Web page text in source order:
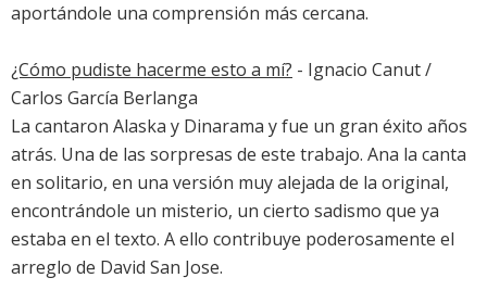
aportándole una comprensión más cercana.
¿Cómo pudiste hacerme esto a mí? - Ignacio Canut /
Carlos García Berlanga
La cantaron Alaska y Dinarama y fue un gran éxito años
atrás. Una de las sorpresas de este trabajo. Ana la canta
en solitario, en una versión muy alejada de la original,
encontrándole un misterio, un cierto sadismo que ya
estaba en el texto. A ello contribuye poderosamente el
arreglo de David San Jose.